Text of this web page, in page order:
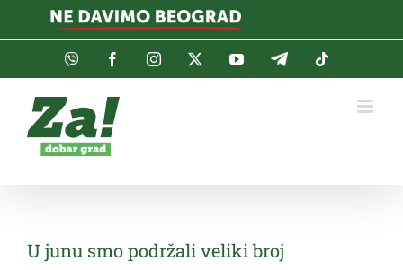
Viber FacebookInstagramTwitterYouTubeTelegram
U junu smo podržali veliki broj